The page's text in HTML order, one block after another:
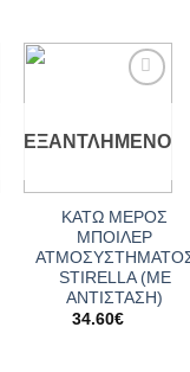
ΕΞΑΝΤΛΗΜΈΝΟ
ΚΑΤΩ ΜΕΡΟΣ
ΜΠΟΙΛΕΡ
STIRELLA (ΜΕ
ΑΝΤΙΣΤΑΣΗ)
34.60€